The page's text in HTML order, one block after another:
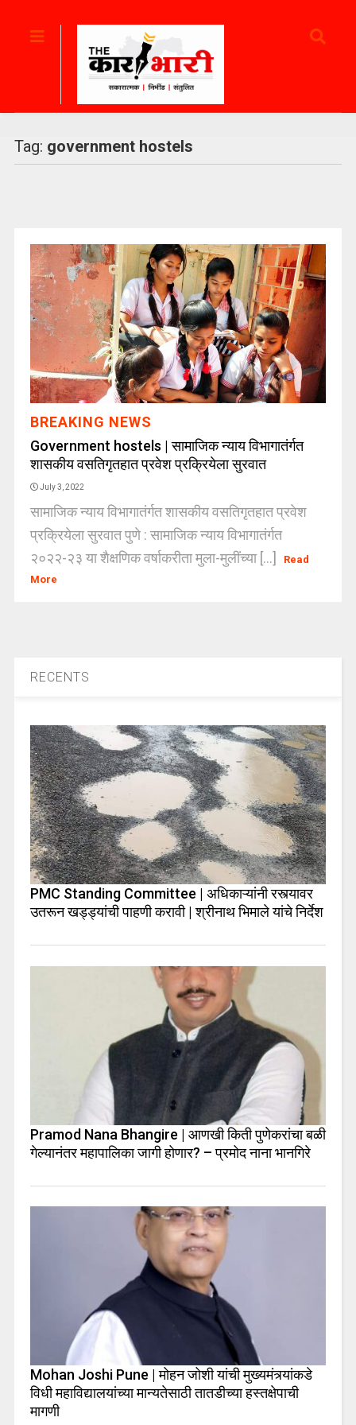
Tag: government hostels
BREAKING NEWS
Government hostels | सामाजिक न्याय विभागातंर्गत
शासकीय वसतिगृतहात प्रवेश प्रक्रियेला सुरवात
July 3, 2022
सामाजिक न्याय विभागातंर्गत शासकीय वसतिगृतहात प्रवेश
प्रक्रियेला सुरवात पुणे : सामाजिक न्याय विभागातंर्गत
२०२२-२३ या शैक्षणिक वर्षाकरीता मुला-मुलींच्या [...]
Read
More
RECENTS
PMC Standing Committee | अधिकाऱ्यांनी रस्त्यावर
उतरून खड्ड्यांची पाहणी करावी | श्रीनाथ भिमाले यांचे निर्देश
Pramod Nana Bhangire | आणखी किती पुणेकरांचा बळी
गेल्यानंतर महापालिका जागी होणार? – प्रमोद नाना भानगिरे
Mohan Joshi Pune | मोहन जोशी यांची मुख्यमंत्र्यांकडे
विधी महाविद्यालयांच्या मान्यतेसाठी तातडीच्या हस्तक्षेपाची
मागणी